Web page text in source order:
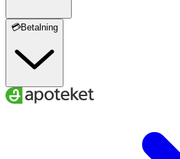
💳Betalning